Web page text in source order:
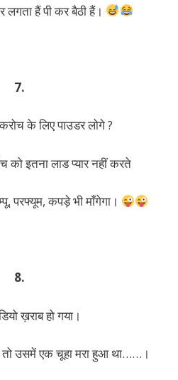
लगता हैं पी कर बैठी हैं।
7.
के लिए पाउडर लोगे ?
को इतना लाड प्यार नहीं करते
परफ्यूम, कपड़े भी माँगेगा।
8.
ख़राब हो गया।
उसमें एक चूहा मरा हुआ था……।